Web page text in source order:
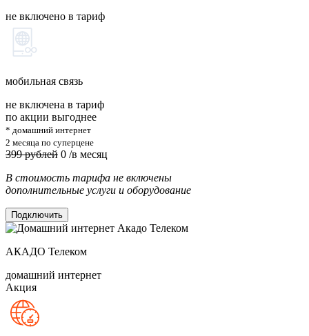
не включено в тариф
мобильная связь
не включена в тариф
по акции выгоднее
* домашний интернет
2 месяца по суперцене
399 рублей 0 /в месяц
В стоимость тарифа не включены
дополнительные услуги и оборудование
Подключить
АКАДО Телеком
домашний интернет
Акция